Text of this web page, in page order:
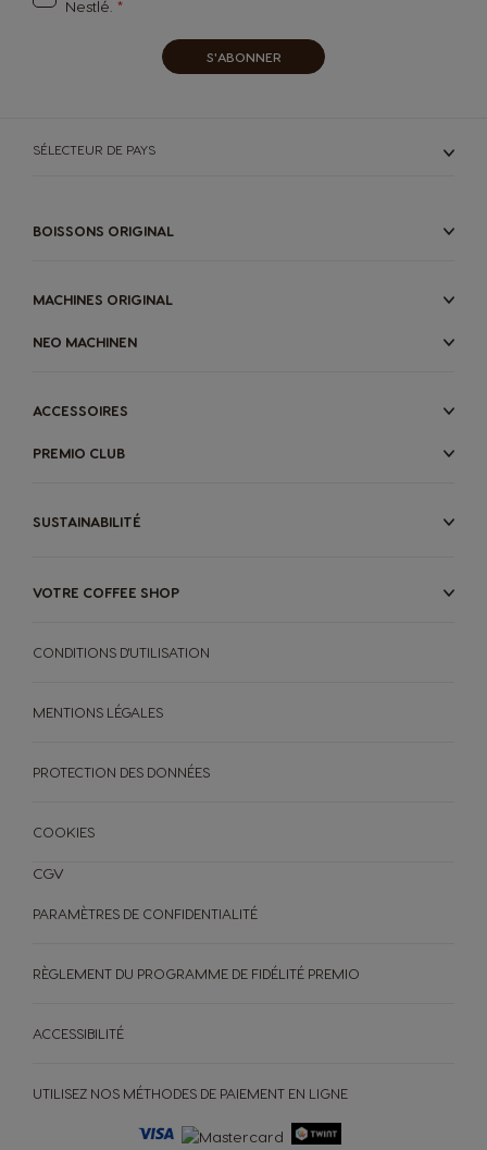
Nestlé.
S'ABONNER
SÉLECTEUR DE PAYS
BOISSONS ORIGINAL
MACHINES ORIGINAL
NEO MACHINEN
ACCESSOIRES
PREMIO CLUB
SUSTAINABILITÉ
VOTRE COFFEE SHOP
UTILISEZ NOS MÉTHODES DE PAIEMENT EN LIGNE
CONDITIONS D'UTILISATION
MENTIONS LÉGALES
PROTECTION DES DONNÉES
COOKIES
CGV
PARAMÈTRES DE CONFIDENTIALITÉ
RÈGLEMENT DU PROGRAMME DE FIDÉLITÉ PREMIO
ACCESSIBILITÉ